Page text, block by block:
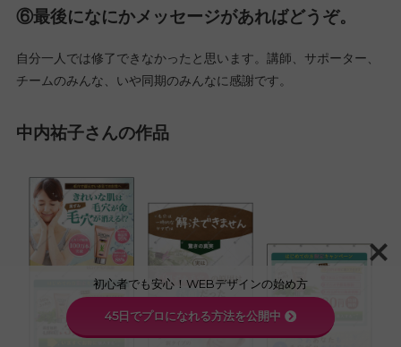
なので、みなさん気を楽にして臨んでください。もちろん大変な
なにも怖がることはありませんので、真剣に取り組んで真剣に楽
しんでください。楽しんだもの勝ちです！講師もサポーターも厳
あればどうぞ。
バッシーは率先してチームを盛り上げてくれました。たなPはも
フォロー上手。すーさんの毎度の秀作で、気持ちが引き締まりま
した。りゅうくんの最後まで投げ出さずに真剣に取り組む姿に、
ひっそりと感動を覚えました。脱帽です。
初心者でも安心！WEBデザインの始め方
45日でプロになれる方法を公開中